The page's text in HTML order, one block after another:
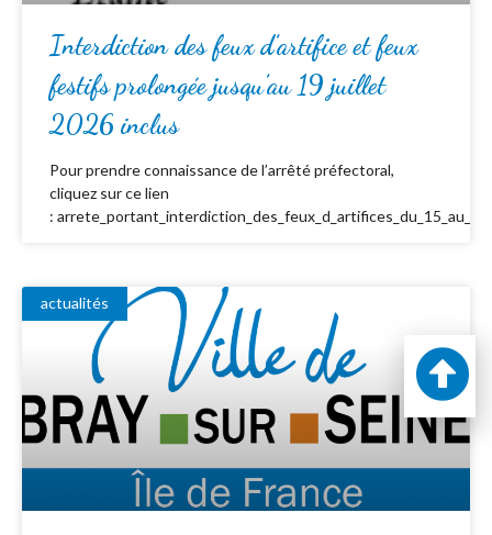
Interdiction des feux d’artifice et feux
festifs prolongée jusqu’au 19 juillet
2026 inclus
Pour prendre connaissance de l’arrêté préfectoral,
cliquez sur ce lien
:
actualités